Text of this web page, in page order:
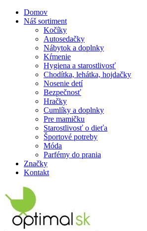
Domov
Náš sortiment
Kočíky
Autosedačky
Nábytok a doplnky
Kŕmenie
Hygiena a starostlivosť
Chodítka, lehátka, hojdačky
Nosenie detí
Bezpečnosť
Hračky
Cumlíky a doplnky
Pre mamičku
Starostlivosť o dieťa
Športové potreby
Móda
Parfémy do prania
Značky
Kontakt